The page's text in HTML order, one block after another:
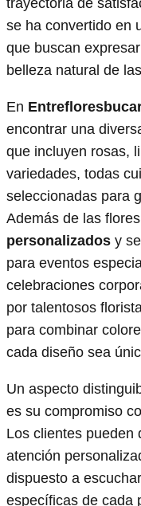
se ha convertido en
que buscan
belleza natural de
En
encontrar una
que incluyen rosas,
variedades, todas
seleccionadas para
Además de las
personalizados y
para eventos
celebraciones
por talentosos
para combinar
cada diseño sea
Un aspecto
es su compromiso
Los clientes pueden
atención
dispuesto a
específicas de cada